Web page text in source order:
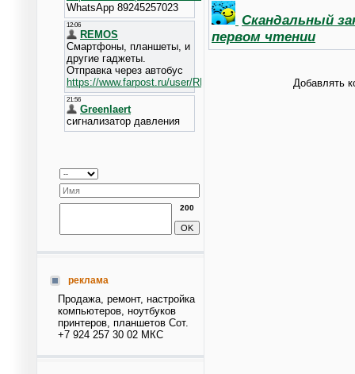
200
реклама
Продажа, ремонт, настройка
компьютеров, ноутбуков
принтеров, планшетов Сот.
+7 924 257 30 02 МКС
Скандальный
первом чтении
Добавлять